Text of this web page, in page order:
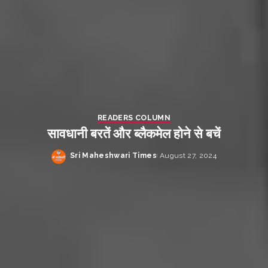
READERS COLUMN
सावधानी बरतें और ब्लैकमेल होने से बचें
Posted
Sri Maheshwari Times August 27, 2024